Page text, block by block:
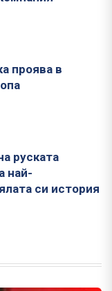
проява в
руската
най-
си история